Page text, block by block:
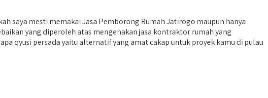
saya mesti memakai Jasa Pemborong Rumah Jatirogo maupun hanya
yang diperoleh atas mengenakan jasa kontraktor rumah yang
qyusi persada yaitu alternatif yang amat cakap untuk proyek kamu di pulau